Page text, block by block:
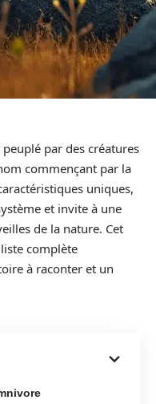
par des créatures
commençant par la
uniques,
et invite à une
de la nature. Cet
complète
à raconter et un